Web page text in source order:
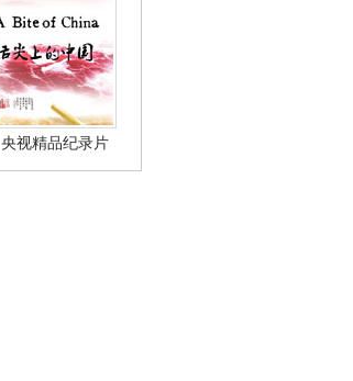
央视精品纪录片